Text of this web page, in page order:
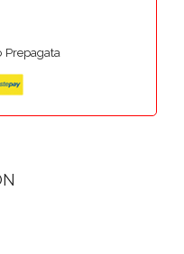
Prepagata